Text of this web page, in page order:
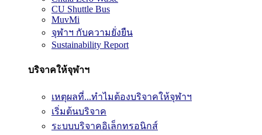
CU Shuttle Bus
MuvMi
จุฬาฯ กับความยั่งยืน
Sustainability Report
บริจาคให้จุฬาฯ
เหตุผลที่...ทำไมต้องบริจาคให้จุฬาฯ
เริ่มต้นบริจาค
ระบบบริจาคอิเล็กทรอนิกส์